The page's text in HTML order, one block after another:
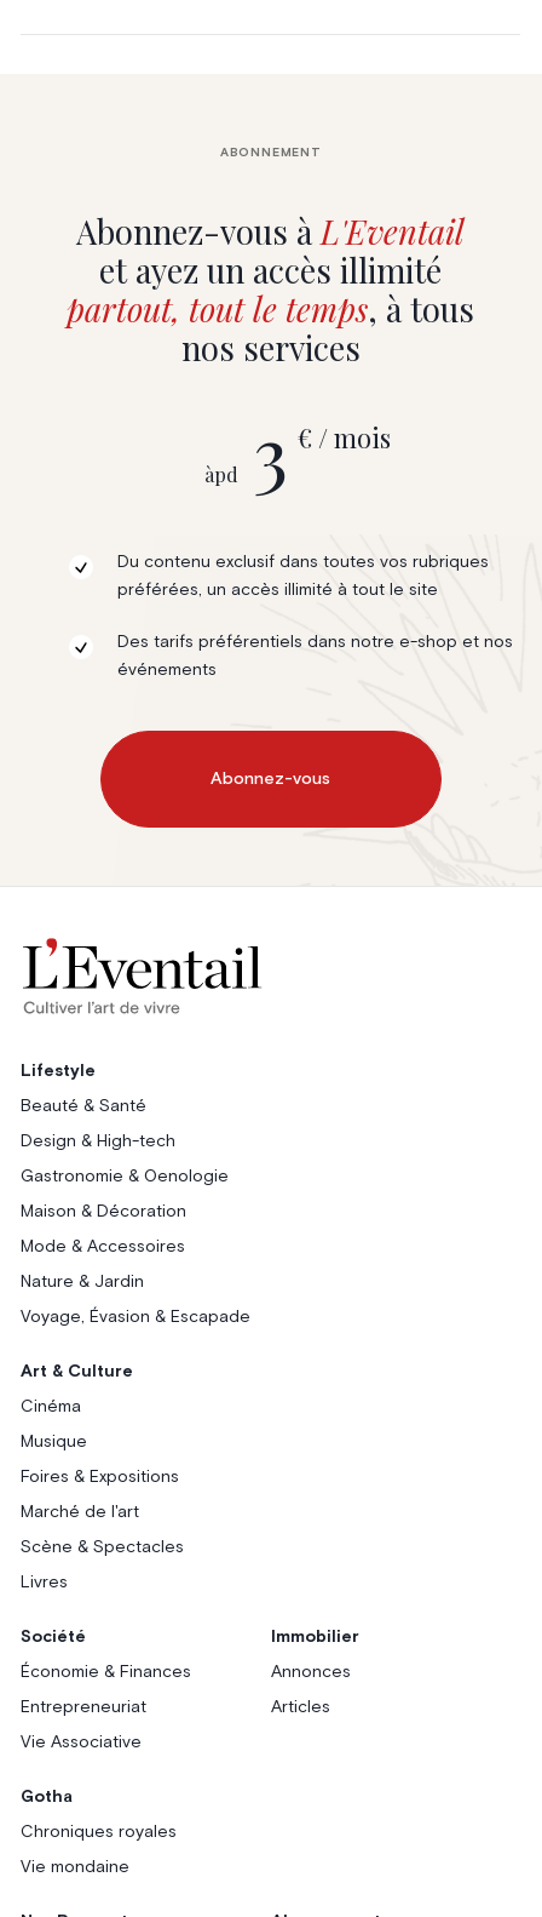
Abonnez-vous àL'Eventail
et ayez un accès illimité
partout, tout le temps, à tous
nos services
ABONNEMENT
àpd 3 € / mois
Du contenu exclusif dans toutes vos rubriques
préférées, un accès illimité à tout le site
Des tarifs préférentiels dans notre e-shop et nos
événements
Abonnez-vous
Lifestyle
Beauté & Santé
Design & High-tech
Gastronomie & Oenologie
Maison & Décoration
Mode & Accessoires
Nature & Jardin
Voyage, Évasion & Escapade
Art & Culture
Cinéma
Musique
Foires & Expositions
Marché de l'art
Scène & Spectacles
Livres
Société
Économie & Finances
Entrepreneuriat
Vie Associative
Immobilier
Annonces
Articles
Gotha
Chroniques royales
Vie mondaine